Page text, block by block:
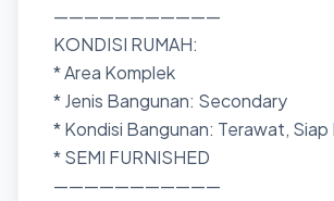
———————————
KONDISI RUMAH:
* Area Komplek
* Jenis Bangunan: Secondary
* Kondisi Bangunan: Terawat, Siap
* SEMI FURNISHED
———————————